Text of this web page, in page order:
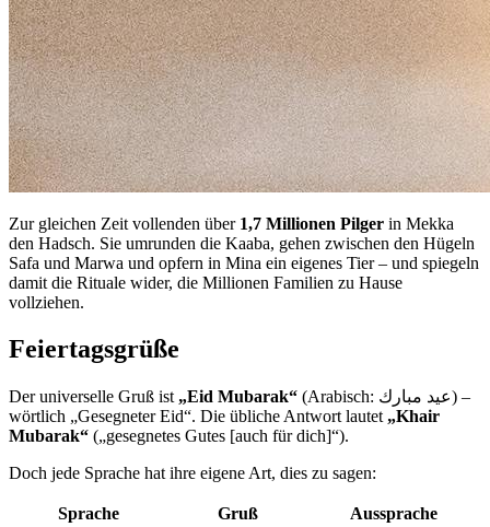
Zur gleichen Zeit vollenden über 1,7 Millionen Pilger in Mekka
den Hadsch. Sie umrunden die Kaaba, gehen zwischen den Hügeln
Safa und Marwa und opfern in Mina ein eigenes Tier – und spiegeln
damit die Rituale wider, die Millionen Familien zu Hause
vollziehen.
Feiertagsgrüße
Der universelle Gruß ist „Eid Mubarak“ (Arabisch: عيد مبارك) –
wörtlich „Gesegneter Eid“. Die übliche Antwort lautet „Khair
Mubarak“ („gesegnetes Gutes [auch für dich]“).
Doch jede Sprache hat ihre eigene Art, dies zu sagen:
Sprache Gruß
Aussprache